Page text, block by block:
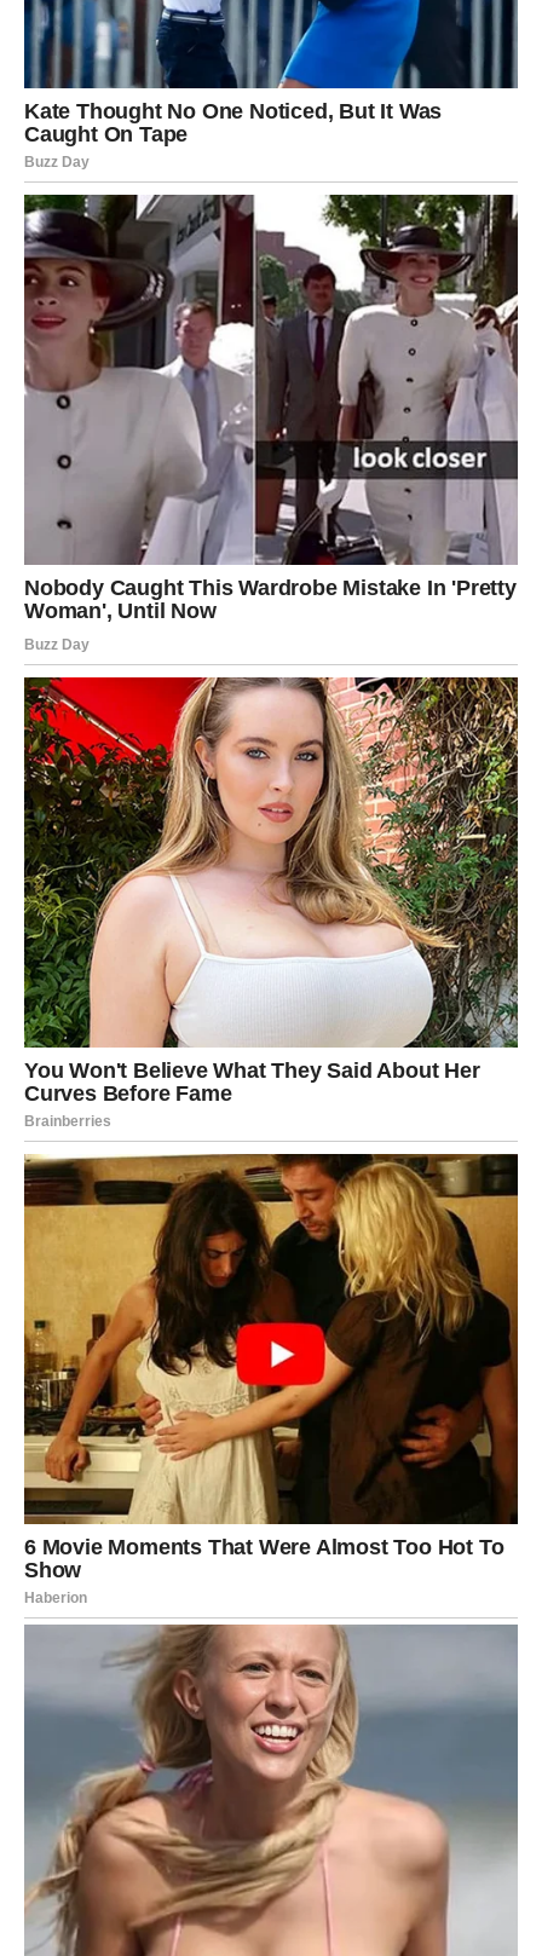
života. Bitne komponente za održavanje stabilne razine šećera
u krvi i ublažavanje rizika od komplikacija povezanih s
dijabetesom uključuju odgovarajuću prehranu, dosljednu
tjelesnu vježbu, učinkovito upravljanje stresom i rutinsko
praćenje glukoze. Ako imate bilo kakvih nejasnoća ili
zabrinutosti u vezi s razinama glukoze u krvi, savjetuje se da
se posavjetujete sa svojim liječnikom kako biste osigurali
pravilno upravljanje dijabetesom.
Oglasi